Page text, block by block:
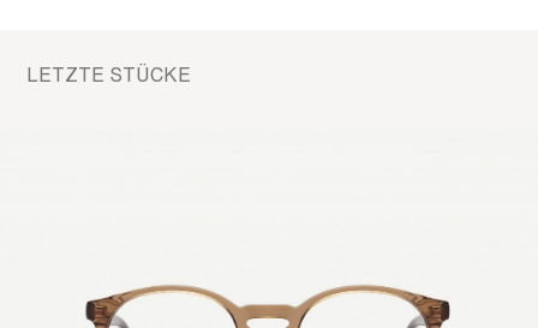
LETZTE STÜCKE